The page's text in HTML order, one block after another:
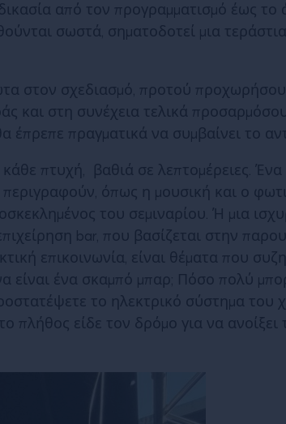
από τον προγραμματισμό έως το
σωστά, σηματοδοτεί μια
στον σχεδιασμό, προτού
και στη συνέχεια τελικά
έπρεπε πραγματικά να συμβαίνει το
πτυχή, βαθιά σε λεπτομέρειες. Ένα
όπως η μουσική και ο
του σεμιναρίου. Ή μια
bar, που βασίζεται στην
επικοινωνία, είναι θέματα που
είναι ένα σκαμπό μπαρ; Πόσο πολύ
το ηλεκτρικό σύστημα του
πλήθος είδε τον δρόμο για να ανοίξει